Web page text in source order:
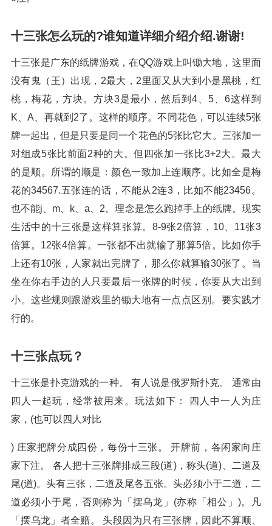
十三张怎么玩的?谁知道详细介绍介绍.谢谢!
十三张是广东的纸牌游戏，在QQ游戏上叫锄大地，这里面
没有鬼（王）出现，2最大，2里面又从大到小是黑桃，红
桃，梅花，方块。方块3是最小，然后到4、5、6这样到
K、A、再就到2了。这样的顺序。不同花色，可以连续5张
牌一起出，但是只要是同一个花色的5张比它大。三张加一
对组成5张比前面2种的大。但四张加一张比3+2大。最大
的是顺。所谓的顺是：颜色一致加上连顺序。比如全是梅
花的34567.五张连的话，不能从2连3，比如不能23456。
也不能j、m、k、a、2。理念是怎么跑掉手上的纸牌。现实
生活中的十三张是这样算张算。8-9张2倍算，10、11张3
倍算。12张4倍算。一张都不出就输了那算5倍。比如你手
上还有10张，人家就出完牌了，那么你就算输30张了。当
坐在你右手边的人只要最后一张牌的时候，你要从大出到
小。这些规则跟游戏里的锄大地有一点点区别。要实践才
行的。
十三张点玩？
十三张是扑克游戏的一种。 有人说是俄罗斯扑克。 通常由
四人一起玩，经常被用来。玩法如下： 四人中一人为庄
家，(也可以四人对比
) 庄家把牌分成四份，每份十三张。 开牌前，各闲家向庄
家下注。 各人把十三张牌排成三段(道)，称头(道)、二道及
尾(道)。头有三张，二道及尾各五张。头必须小于二道，二
道必须小于尾，否则称为「摆乌龙」(亦称「相公」)。凡
「摆乌龙」者全赔。 头段因为只有三张牌，因此不算顺、